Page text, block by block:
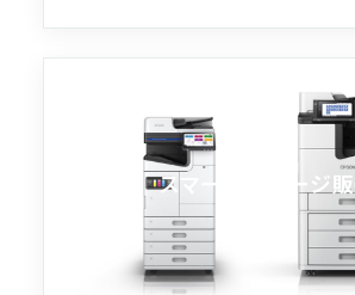
スマートチャージ